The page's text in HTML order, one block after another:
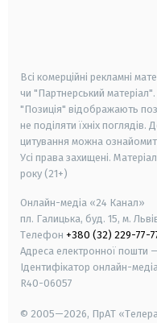
Всі комерційні рекламні
чи "Партнерський
"Позиція" відображають
не поділяти їхніх
цитування можна
Усі права захищені.
року (21+)
Онлайн-медіа «24 Канал»
пл. Галицька, буд. 15, м.
Телефон +380 (32) 229-77-
Адреса електронної пошти
Ідентифікатор онлайн-
R40-06057
© 2005—2026, ПрАТ